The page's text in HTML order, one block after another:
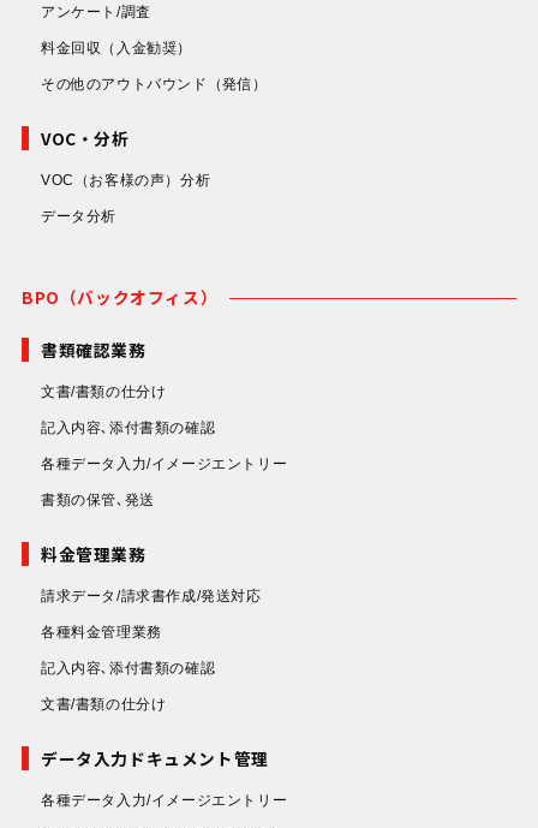
アンケート/調査
料金回収 （入金勧奨）
その他のアウトバウンド （発信）
VOC・分析
VOC（お客様の声）分析
データ分析
BPO（バックオフィス）
書類確認業務
文書/書類の仕分け
記入内容､添付書類の確認
各種データ入力/イメージエントリー
書類の保管､発送
料金管理業務
請求データ/請求書作成/発送対応
各種料金管理業務
記入内容､添付書類の確認
文書/書類の仕分け
データ入力ドキュメント管理
各種データ入力/イメージエントリー